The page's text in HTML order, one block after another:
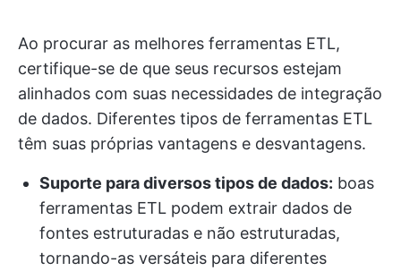
Ao procurar as melhores ferramentas ETL,
certifique-se de que seus recursos estejam
alinhados com suas necessidades de integração
de dados. Diferentes tipos de ferramentas ETL
têm suas próprias vantagens e desvantagens.
Suporte para diversos tipos de dados: boas
ferramentas ETL podem extrair dados de
fontes estruturadas e não estruturadas,
tornando-as versáteis para diferentes